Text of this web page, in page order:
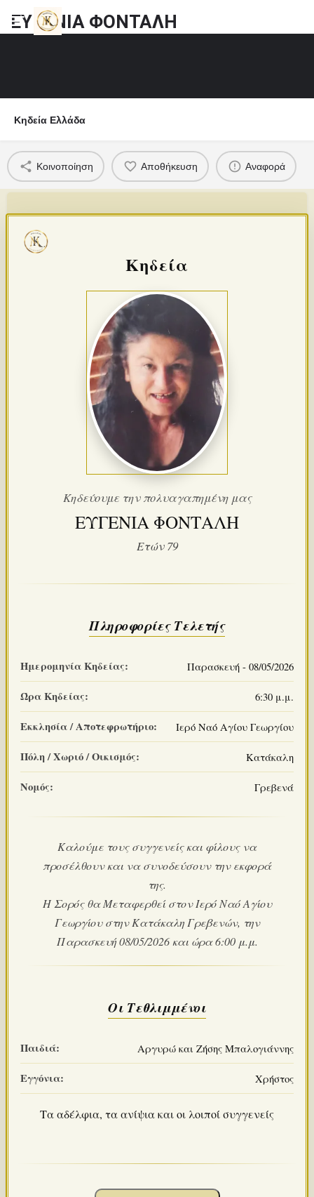
ΕΥΓΕΝΙΑ ΦΟΝΤΑΛΗ
Κηδεία Ελλάδα
Κοινοποίηση Αποθήκευση Αναφορά
Κηδεία
Κηδεύουμε την πολυαγαπημένη μας
ΕΥΓΕΝΙΑ ΦΟΝΤΑΛΗ
Ετών 79
Πληροφορίες Τελετής
Ημερομηνία Κηδείας: Παρασκευή - 08/05/2026
Ώρα Κηδείας: 6:30 μ.μ.
Εκκλησία / Αποτεφρωτήριο: Ιερό Ναό Αγίου Γεωργίου
Πόλη / Χωριό / Οικισμός: Κατάκαλη
Νομός: Γρεβενά
Καλούμε τους συγγενείς και φίλους να
προσέλθουν και να συνοδεύσουν την εκφορά
της.
Η Σορός θα Μεταφερθεί στον Ιερό Ναό Αγίου
Γεωργίου στην Κατάκαλη Γρεβενών, την
Παρασκευή 08/05/2026 και ώρα 6:00 μ.μ.
Οι Τεθλιμμένοι
Παιδιά: Αργυρώ και Ζήσης Μπαλογιάννης
Εγγόνια: Χρήστος
Τα αδέλφια, τα ανίψια και οι λοιποί συγγενείς